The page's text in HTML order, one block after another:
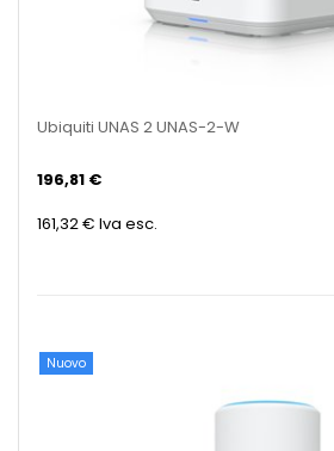
Ubiquiti UNAS 2 UNAS-2-W
196,81 €
161,32 € Iva esc.
Nuovo